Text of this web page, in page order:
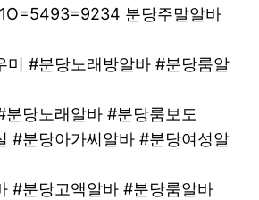
분당주말알바
미 #분당노래방알바 #분당룸알
당노래알바 #분당룸보도
#분당아가씨알바 #분당여성알
#분당고액알바 #분당룸알바